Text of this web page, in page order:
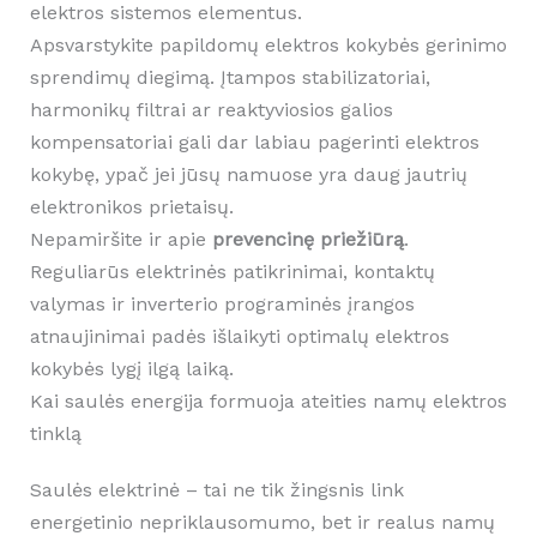
elektros sistemos elementus.
Apsvarstykite papildomų elektros kokybės gerinimo
sprendimų diegimą. Įtampos stabilizatoriai,
harmonikų filtrai ar reaktyviosios galios
kompensatoriai gali dar labiau pagerinti elektros
kokybę, ypač jei jūsų namuose yra daug jautrių
elektronikos prietaisų.
Nepamiršite ir apie prevencinę priežiūrą.
Reguliarūs elektrinės patikrinimai, kontaktų
valymas ir inverterio programinės įrangos
atnaujinimai padės išlaikyti optimalų elektros
kokybės lygį ilgą laiką.
Kai saulės energija formuoja ateities namų elektros
tinklą
Saulės elektrinė – tai ne tik žingsnis link
energetinio nepriklausomumo, bet ir realus namų